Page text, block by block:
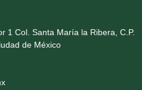
1 Col. Santa María la Ribera, C.P.
de México